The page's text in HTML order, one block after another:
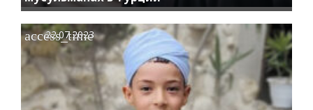
access_time
22.07.2023